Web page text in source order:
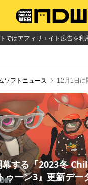
ではアフィリエイト広告を利
ソフトニュース 12月1日に開幕する「2023冬 Chill
する「2023冬
ゥーン3』更新デー